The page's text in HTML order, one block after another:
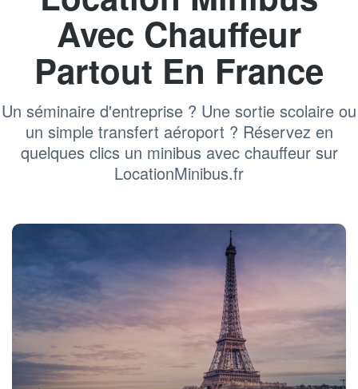
Avec Chauffeur
Partout En France
Un séminaire d'entreprise ? Une sortie scolaire ou
un simple transfert aéroport ? Réservez en
quelques clics un minibus avec chauffeur sur
LocationMinibus.fr